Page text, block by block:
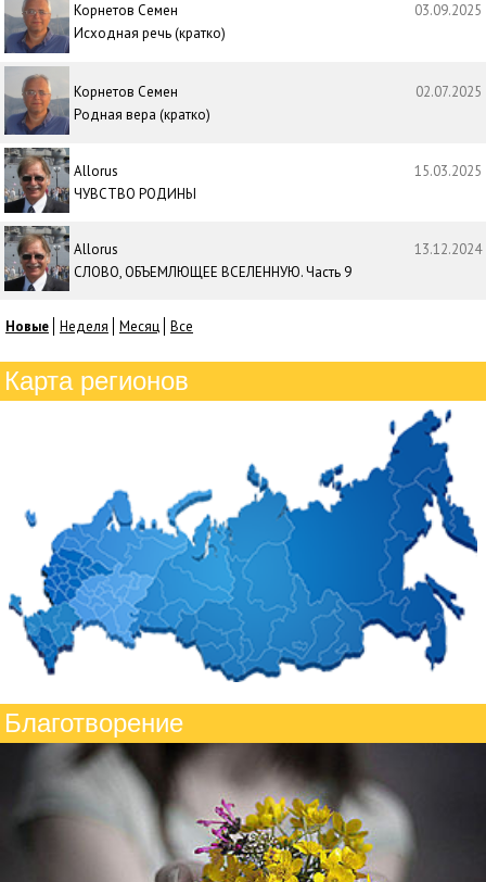
Корнетов Семен
03.09.2025
Исходная речь (кратко)
Корнетов Семен
02.07.2025
Родная вера (кратко)
Allorus
15.03.2025
ЧУВСТВО РОДИНЫ
Allorus
13.12.2024
СЛОВО, ОБЪЕМЛЮЩЕЕ ВСЕЛЕННУЮ. Часть 9
Новые Неделя Месяц Все
Карта регионов
Благотворение